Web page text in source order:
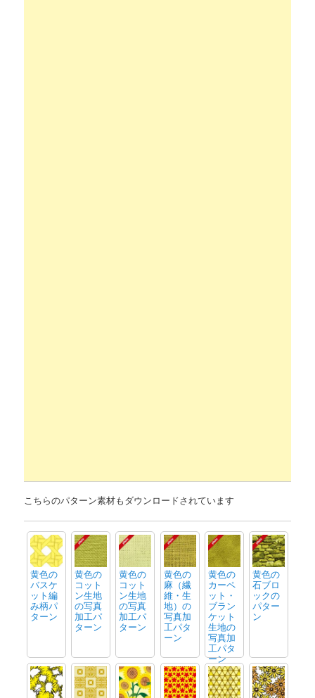
こちらのパターン素材もダウンロードされています
黄色の
バスケ
ット編
み柄パ
ターン
黄色の
コット
ン生地
の写真
加工パ
ターン
黄色の
コット
ン生地
の写真
加工パ
ターン
黄色の
麻（繊
維・生
地）の
写真加
工パタ
ーン
黄色の
カーペ
ット・
ブラン
ケット
生地の
写真加
工パタ
ーン
黄色の
石ブロ
ックの
パター
ン